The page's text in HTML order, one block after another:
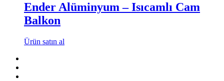
Ender Alüminyum – Isıcamlı Cam
Balkon
Ürün satın al